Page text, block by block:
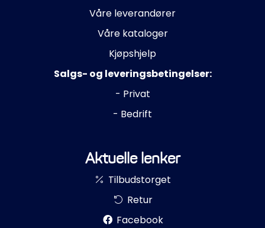
Våre leverandører
Våre kataloger
Kjøpshjelp
Salgs- og leveringsbetingelser:
- Privat
- Bedrift
Aktuelle lenker
Tilbudstorget
Retur
Facebook